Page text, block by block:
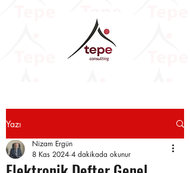
Yazı
Nizam Ergün
8 Kas 2024 4 dakikada okunur